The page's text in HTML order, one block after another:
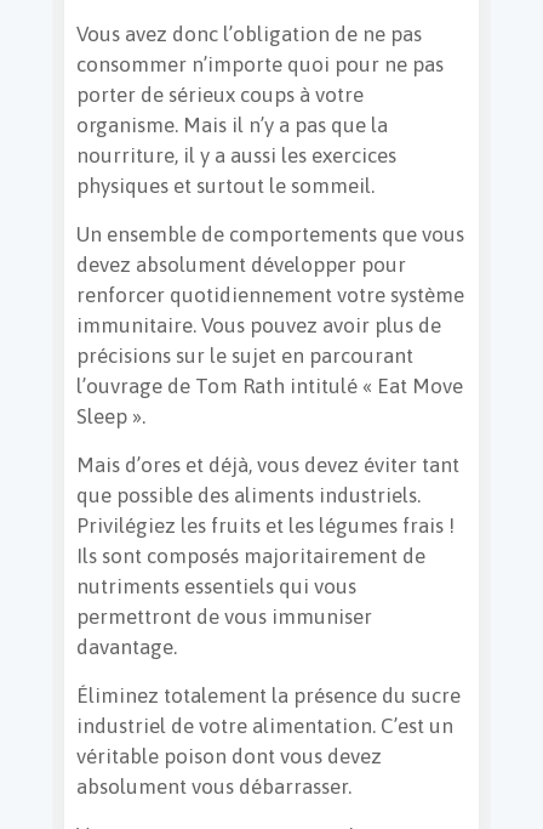
Vous avez donc l’obligation de ne pas
consommer n’importe quoi pour ne pas
porter de sérieux coups à votre
organisme. Mais il n’y a pas que la
nourriture, il y a aussi les exercices
physiques et surtout le sommeil.
Un ensemble de comportements que vous
devez absolument développer pour
renforcer quotidiennement votre système
immunitaire. Vous pouvez avoir plus de
précisions sur le sujet en parcourant
l’ouvrage de Tom Rath intitulé « Eat Move
Sleep ».
Mais d’ores et déjà, vous devez éviter tant
que possible des aliments industriels.
Privilégiez les fruits et les légumes frais !
Ils sont composés majoritairement de
nutriments essentiels qui vous
permettront de vous immuniser
davantage.
Éliminez totalement la présence du sucre
industriel de votre alimentation. C’est un
véritable poison dont vous devez
absolument vous débarrasser.